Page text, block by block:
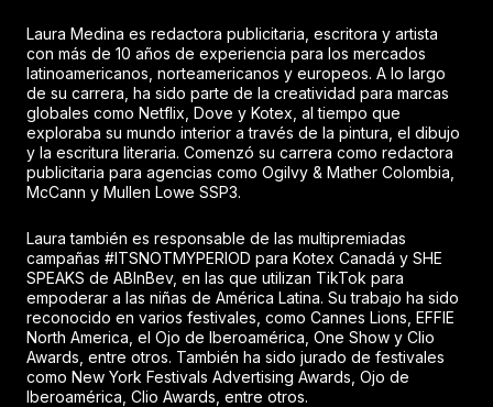
Laura Medina es redactora publicitaria, escritora y artista
con más de 10 años de experiencia para los mercados
latinoamericanos, norteamericanos y europeos. A lo largo
de su carrera, ha sido parte de la creatividad para marcas
globales como Netflix, Dove y Kotex, al tiempo que
exploraba su mundo interior a través de la pintura, el dibujo
y la escritura literaria. Comenzó su carrera como redactora
publicitaria para agencias como Ogilvy & Mather Colombia,
McCann y Mullen Lowe SSP3.
Laura también es responsable de las multipremiadas
campañas #ITSNOTMYPERIOD para Kotex Canadá y SHE
SPEAKS de ABInBev, en las que utilizan TikTok para
empoderar a las niñas de América Latina. Su trabajo ha sido
reconocido en varios festivales, como Cannes Lions, EFFIE
North America, el Ojo de Iberoamérica, One Show y Clio
Awards, entre otros. También ha sido jurado de festivales
como New York Festivals Advertising Awards, Ojo de
Iberoamérica, Clio Awards, entre otros.